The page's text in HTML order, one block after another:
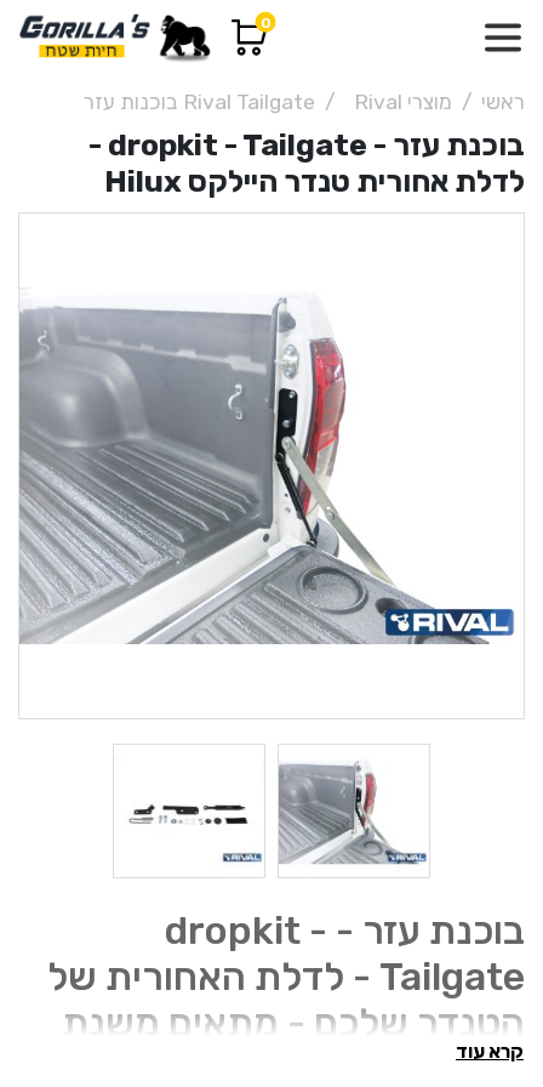
0
ראשי מוצרי Rival Rival Tailgate בוכנות עזר
בוכנת עזר - dropkit - Tailgate -
לדלת אחורית טנדר היילקס Hilux
בוכנת עזר - dropkit -
Tailgate - לדלת האחורית של
הטנדר שלכם - מתאים משנת
2015 ועד החדשה.
קרא עוד